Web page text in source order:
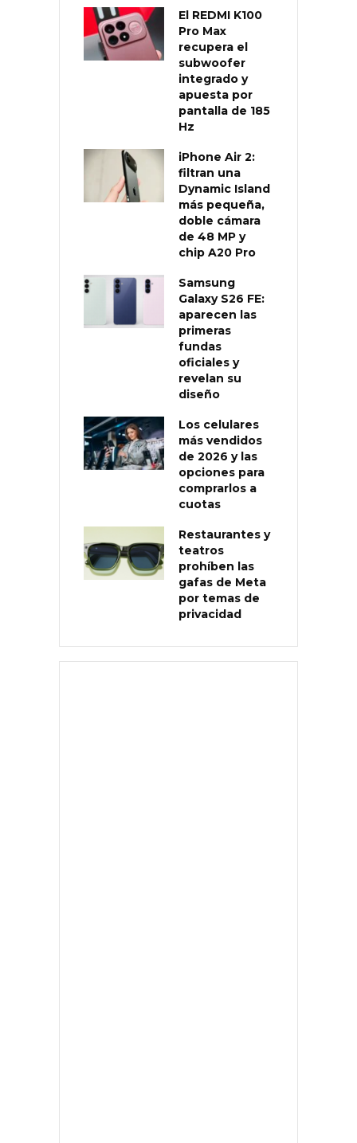
El REDMI K100
Pro Max
recupera el
subwoofer
integrado y
apuesta por
pantalla de 185
Hz
iPhone Air 2:
filtran una
Dynamic Island
más pequeña,
doble cámara
de 48 MP y
chip A20 Pro
Samsung
Galaxy S26 FE:
aparecen las
primeras
fundas
oficiales y
revelan su
diseño
Los celulares
más vendidos
de 2026 y las
opciones para
comprarlos a
cuotas
Restaurantes y
teatros
prohíben las
gafas de Meta
por temas de
privacidad